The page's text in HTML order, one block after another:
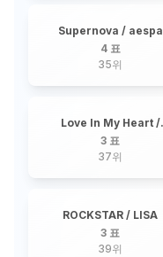
Supernova / aespa
4 표
35위
Love In My Heart /
BABYMONSTER
3 표
37위
ROCKSTAR / LISA
3 표
39위